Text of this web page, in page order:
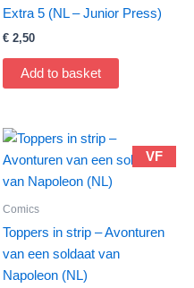
Extra 5 (NL – Junior Press)
€ 2,50
Add to basket
VF
Comics
Toppers in strip – Avonturen
van een soldaat van
Napoleon (NL)